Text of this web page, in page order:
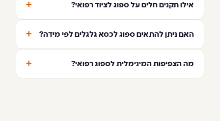
אילו תקנים חלים על ספוג לציוד רפואי? +
האם ניתן להתאים ספוג לכסא גלגלים לפי מידה? +
מה הצפיפות המינימלית לספוג רפואי? +